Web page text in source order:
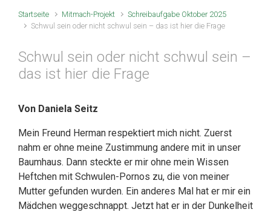
Startseite Mitmach-Projekt
Schreibaufgabe Oktober 2025
Schwul sein oder nicht schwul sein – das ist hier die Frage
Schwul sein oder nicht schwul sein –
das ist hier die Frage
Von Daniela Seitz
Mein Freund Herman respektiert mich nicht. Zuerst
nahm er ohne meine Zustimmung andere mit in unser
Baumhaus. Dann steckte er mir ohne mein Wissen
Heftchen mit Schwulen-Pornos zu, die von meiner
Mutter gefunden wurden. Ein anderes Mal hat er mir ein
Mädchen weggeschnappt. Jetzt hat er in der Dunkelheit